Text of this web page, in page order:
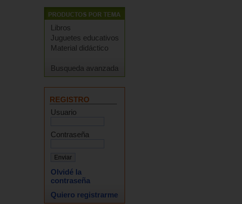
Libros
Juguetes educativos
Material didáctico
Busqueda avanzada
REGISTRO
Usuario
Contraseña
Olvidé la
contraseña
Quiero registrarme